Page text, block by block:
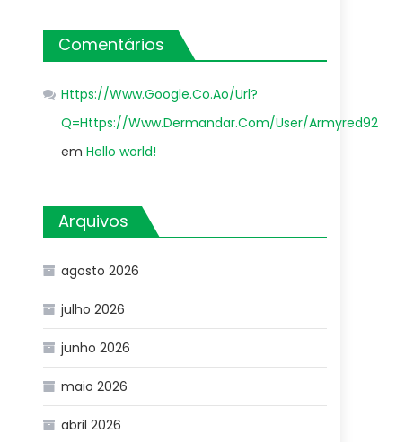
Comentários
Https://Www.Google.Co.Ao/Url?
Q=Https://Www.Dermandar.Com/User/Armyred92
emHello world!
Arquivos
agosto 2026
julho 2026
junho 2026
maio 2026
abril 2026